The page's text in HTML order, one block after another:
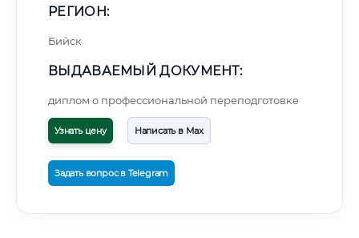
РЕГИОН:
Бийск
ВЫДАВАЕМЫЙ ДОКУМЕНТ:
диплом о профессиональной переподготовке
Узнать цену Написать в Max
Задать вопрос в Telegram